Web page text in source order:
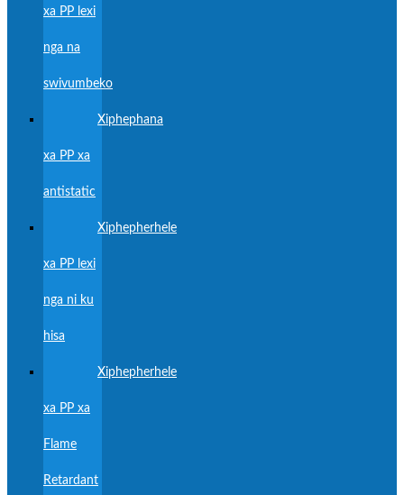
xa PP lexi
nga na
swivumbeko
Xiphephana
xa PP xa
antistatic
Xiphepherhele
xa PP lexi
nga ni ku
hisa
Xiphepherhele
xa PP xa
Flame
Retardant